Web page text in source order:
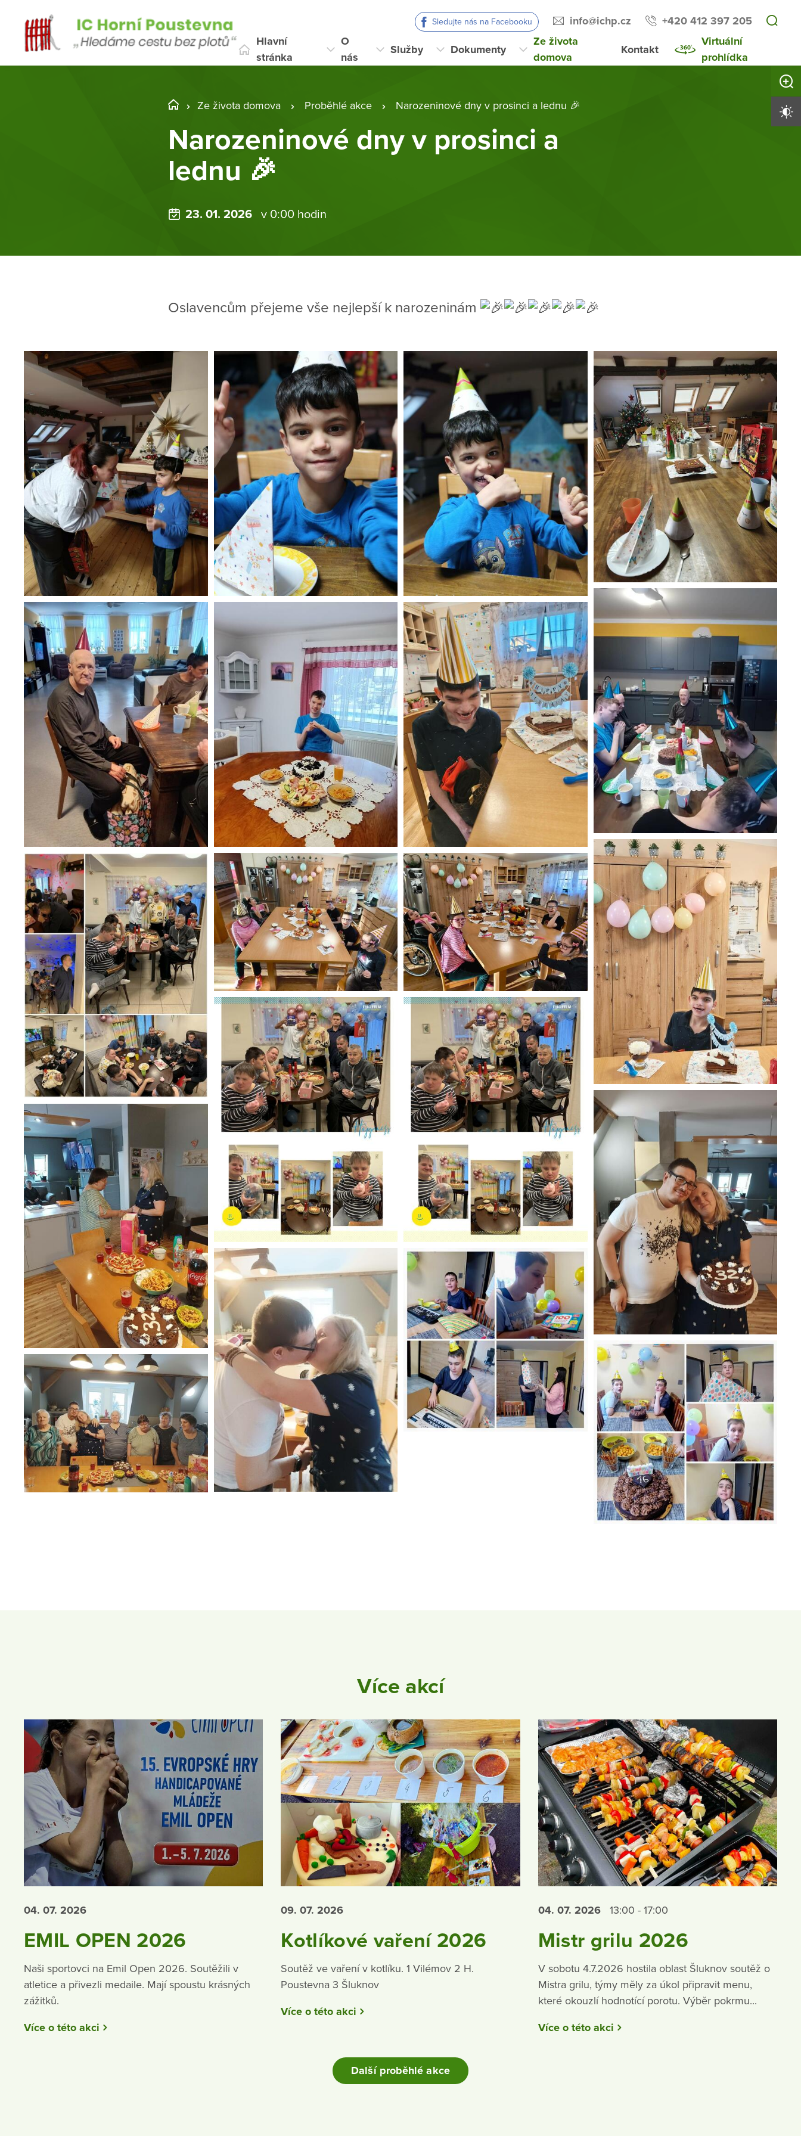
Sledujte nás na Facebooku info@ichp.cz
+420 412 397 205
Hlavní
stránka
O
nás
Služby Dokumenty
Ze života
domova
Kontakt
Virtuální
prohlídka
Ze života domova Proběhlé akce Narozeninové dny v prosinci a lednu 🎉
Narozeninové dny v prosinci a
lednu 🎉
23. 01. 2026 v 0:00 hodin
Oslavencům přejeme vše nejlepší k narozeninám
Více akcí
04. 07. 2026
EMIL OPEN 2026
Naši sportovci na Emil Open 2026. Soutěžili v
atletice a přivezli medaile. Mají spoustu krásných
zážitků.
Více o této akci
09. 07.2026
Kotlíkové vaření 2026
Soutěž ve vaření v kotlíku. 1 Vilémov 2 H.
Poustevna 3 Šluknov
Více o této akci
04. 07. 2026 13:00 - 17:00
Mistr grilu 2026
V sobotu 4.7.2026 hostila oblast Šluknov soutěž o
Mistra grilu, týmy měly za úkol připravit menu,
které okouzlí hodnotící porotu. Výběr pokrmu...
Více o této akci
Další proběhlé akce